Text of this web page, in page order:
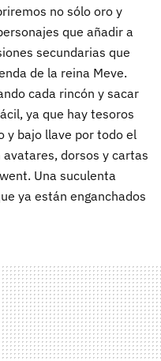
no sólo oro y
que añadir a
secundarias que
de la reina Meve.
cada rincón y sacar
ya que hay tesoros
y bajo llave por todo el
dorsos y cartas
Una suculenta
ya están enganchados